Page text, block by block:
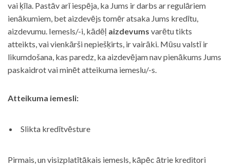
vai ķīla. Pastāv arī iespēja, ka Jums ir darbs ar regulāriem
ienākumiem, bet aizdevējs tomēr atsaka Jums kredītu,
aizdevumu. Iemesls/-i, kādēļ aizdevums varētu tikts
atteikts, vai vienkārši nepiešķirts, ir vairāki. Mūsu valstī ir
likumdošana, kas paredz, ka aizdevējam nav pienākums Jums
paskaidrot vai minēt atteikuma iemeslu/-s.
Atteikuma iemesli:
Slikta kredītvēsture
Pirmais, un visizplatītākais iemesls, kāpēc ātrie kreditori